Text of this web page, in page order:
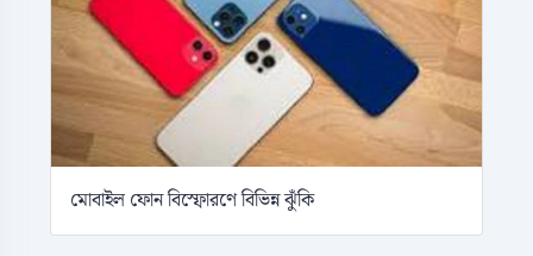
মোবাইল ফোন বিস্ফোরণে বিভিন্ন ঝুঁকি